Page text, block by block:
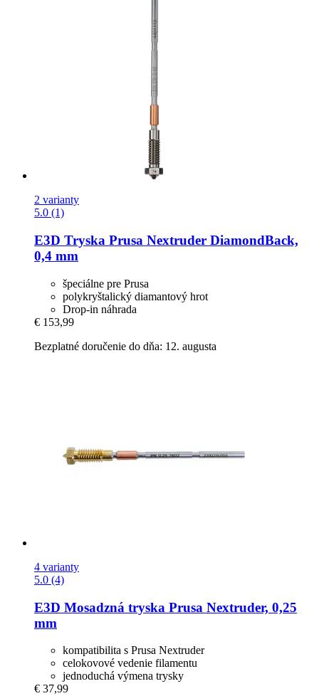
2 varianty
5.0 (1)
E3D Tryska Prusa Nextruder DiamondBack,
0,4 mm
špeciálne pre Prusa
polykryštalický diamantový hrot
Drop-in náhrada
€ 153,99
Bezplatné doručenie do dňa: 12. augusta
4 varianty
5.0 (4)
E3D Mosadzná tryska Prusa Nextruder, 0,25
mm
kompatibilita s Prusa Nextruder
celokovové vedenie filamentu
jednoduchá výmena trysky
€ 37,99